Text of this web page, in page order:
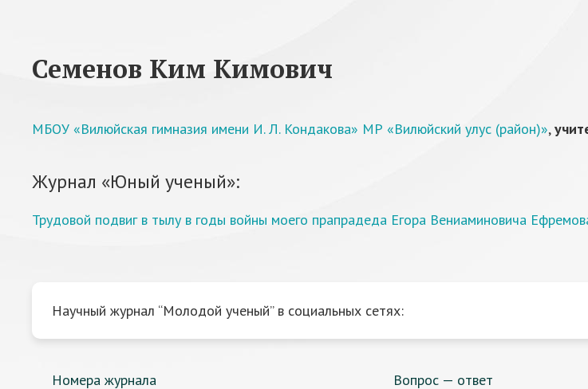
Семенов Ким Кимович
МБОУ «Вилюйская гимназия имени И. Л. Кондакова» МР «Вилюйский улус (район)»,
Журнал «Юный ученый»:
Трудовой подвиг в тылу в годы войны моего прапрадеда Егора Вениаминовича
Научный журнал “Молодой ученый” в социальных сетях:
Номера журнала Вопрос — ответ